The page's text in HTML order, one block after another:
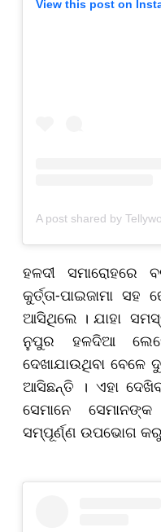
View this post on
ହଳଦୀ
କୁର୍ତ୍ତା-ପାଇଜାମା ସହ
ଆସିଥିଲେ । ଯାହା
ନୁପୁର ହଳଦିଆ
ଦେଖାଯାଉଥିବା ବେଳେ
ଆସିଛନ୍ତି । ଏହା
ସେମାନେ
ସମ୍ପୂର୍ଣ୍ଣ ଉପଭୋଗ